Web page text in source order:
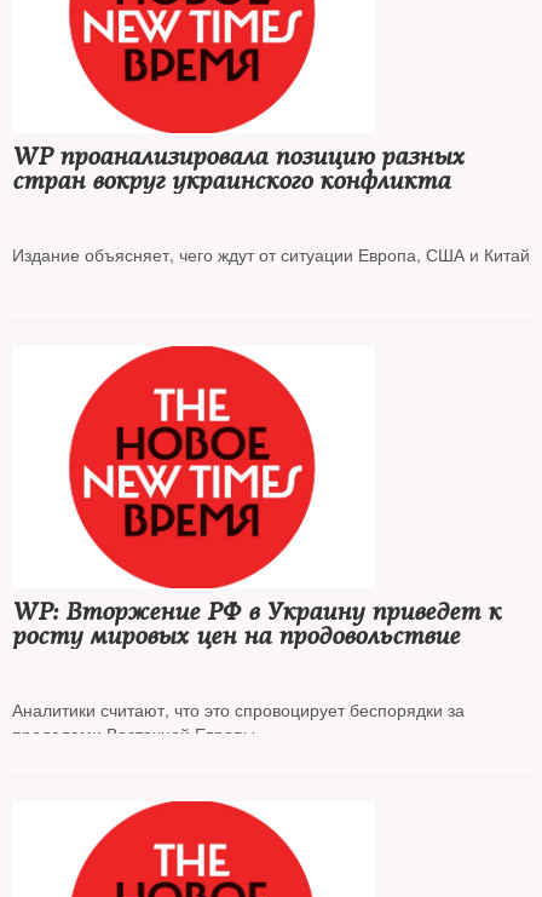
WP проанализировала позицию разных
стран вокруг украинского конфликта
Издание объясняет, чего ждут от ситуации Европа, США и Китай
WP: Вторжение РФ в Украину приведет к
росту мировых цен на продовольствие
Аналитики считают, что это спровоцирует беспорядки за
пределами Восточной Европы